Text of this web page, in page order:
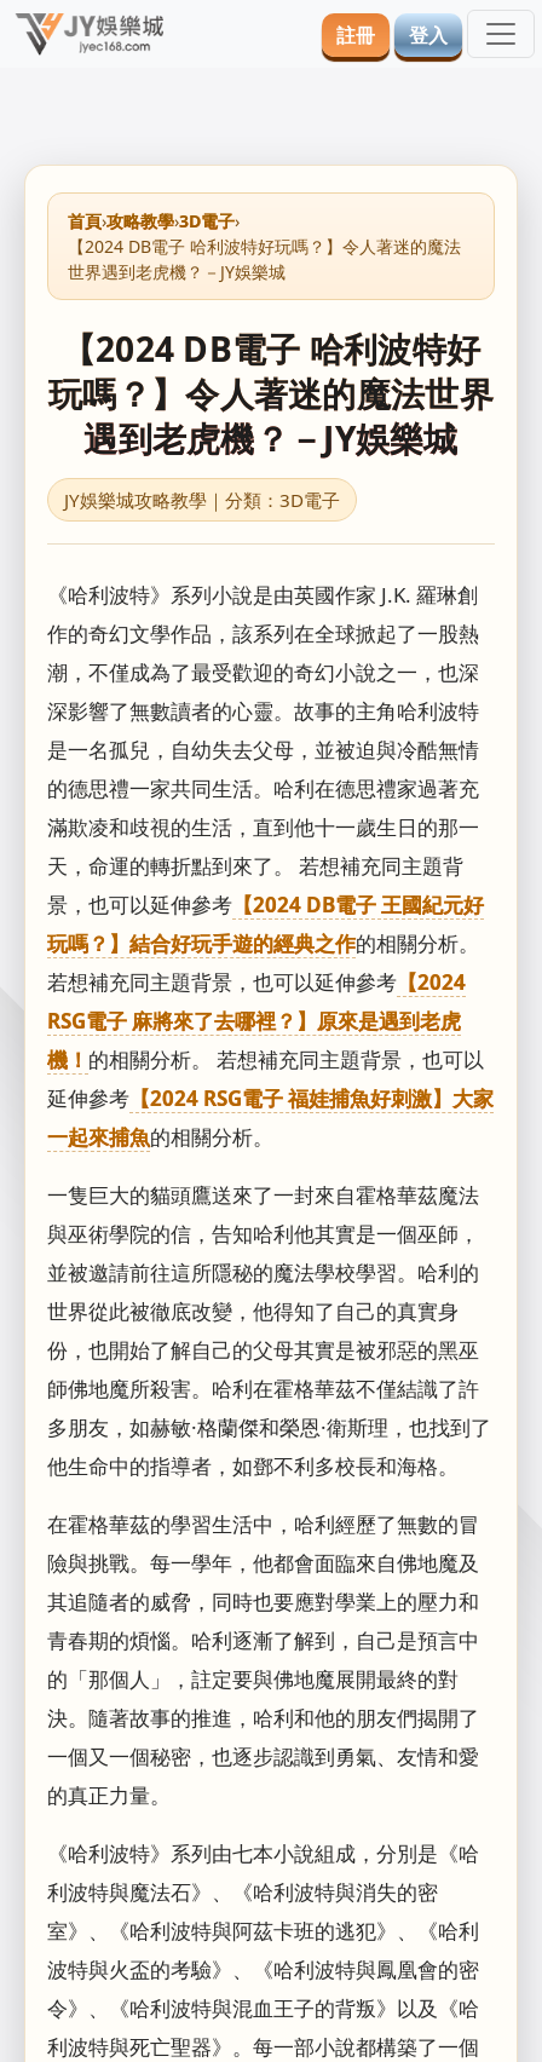
註冊 登入
首頁›攻略教學›3D電子›
【2024 DB電子 哈利波特好玩嗎？】令人著迷的魔法
世界遇到老虎機？－JY娛樂城
【2024 DB電子 哈利波特好
玩嗎？】令人著迷的魔法世界
遇到老虎機？－JY娛樂城
JY娛樂城攻略教學｜分類：3D電子
《哈利波特》系列小說是由英國作家 J.K. 羅琳創
作的奇幻文學作品，該系列在全球掀起了一股熱
潮，不僅成為了最受歡迎的奇幻小說之一，也深
深影響了無數讀者的心靈。故事的主角哈利波特
是一名孤兒，自幼失去父母，並被迫與冷酷無情
的德思禮一家共同生活。哈利在德思禮家過著充
滿欺凌和歧視的生活，直到他十一歲生日的那一
天，命運的轉折點到來了。 若想補充同主題背
景，也可以延伸參考 【2024 DB電子 王國紀元好
玩嗎？】結合好玩手遊的經典之作的相關分析。
若想補充同主題背景，也可以延伸參考 【2024
RSG電子 麻將來了去哪裡？】原來是遇到老虎
機！ 的相關分析。 若想補充同主題背景，也可以
延伸參考 【2024 RSG電子 福娃捕魚好刺激】大家
一起來捕魚的相關分析。
一隻巨大的貓頭鷹送來了一封來自霍格華茲魔法
與巫術學院的信，告知哈利他其實是一個巫師，
並被邀請前往這所隱秘的魔法學校學習。哈利的
世界從此被徹底改變，他得知了自己的真實身
份，也開始了解自己的父母其實是被邪惡的黑巫
師佛地魔所殺害。哈利在霍格華茲不僅結識了許
多朋友，如赫敏·格蘭傑和榮恩·衛斯理，也找到了
他生命中的指導者，如鄧不利多校長和海格。
在霍格華茲的學習生活中，哈利經歷了無數的冒
險與挑戰。每一學年，他都會面臨來自佛地魔及
其追隨者的威脅，同時也要應對學業上的壓力和
青春期的煩惱。哈利逐漸了解到，自己是預言中
的「那個人」，註定要與佛地魔展開最終的對
決。隨著故事的推進，哈利和他的朋友們揭開了
一個又一個秘密，也逐步認識到勇氣、友情和愛
的真正力量。
《哈利波特》系列由七本小說組成，分別是《哈
利波特與魔法石》、《哈利波特與消失的密
室》、《哈利波特與阿茲卡班的逃犯》、《哈利
波特與火盃的考驗》、《哈利波特與鳳凰會的密
令》、《哈利波特與混血王子的背叛》以及《哈
利波特與死亡聖器》。每一部小說都構築了一個